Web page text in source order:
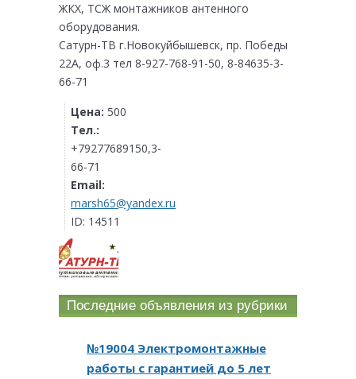
ЖКХ, ТСЖ монтажников антенного
оборудования.
Сатурн-ТВ г.Новокуйбышевск, пр. Победы
22А, оф.3 тел 8-927-768-91-50, 8-84635-3-
66-71
Цена: 500
Тел.:
+79277689150,3-
66-71
Email:
marsh65@yandex.ru
ID: 14511
Последние объявления из рубрики
№19004 Электромонтажные
работы с гарантией до 5 лет